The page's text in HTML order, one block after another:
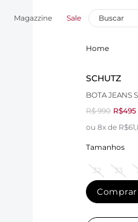
Magazzine Sale
Home
SCHUTZ
BOTA JEANS
R$ 990 R$495
ou 8x de
Tamanhos
32 33
Comprar